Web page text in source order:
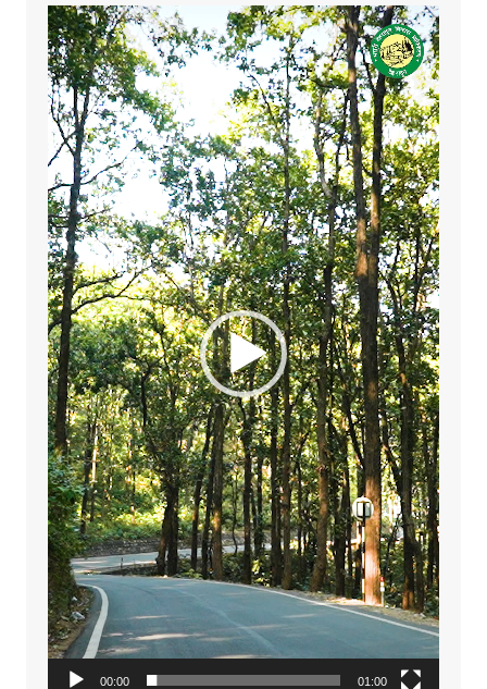
Video
Player
00:00 01:00